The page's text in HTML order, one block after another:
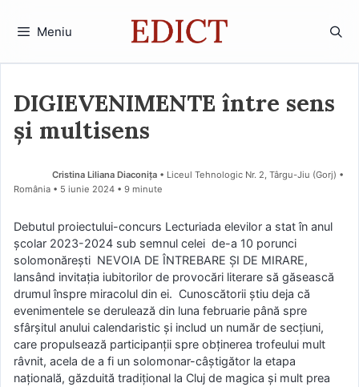
Meniu
DIGIEVENIMENTE între sens
și multisens
Cristina Liliana Diaconița • Liceul Tehnologic Nr. 2, Târgu-Jiu (Gorj) •
România
5 iunie 2024 • 9 minute
Debutul proiectului-concurs Lecturiada elevilor a stat în anul
școlar 2023-2024 sub semnul celei de-a 10 porunci
solomonărești NEVOIA DE ÎNTREBARE ȘI DE MIRARE,
lansând invitația iubitorilor de provocări literare să găsească
drumul înspre miracolul din ei. Cunoscătorii știu deja că
evenimentele se derulează din luna februarie până spre
sfârșitul anului calendaristic și includ un număr de secțiuni,
care propulsează participanții spre obținerea trofeului mult
râvnit, acela de a fi un solomonar-câștigător la etapa
națională, găzduită tradițional la Cluj de magica și mult prea